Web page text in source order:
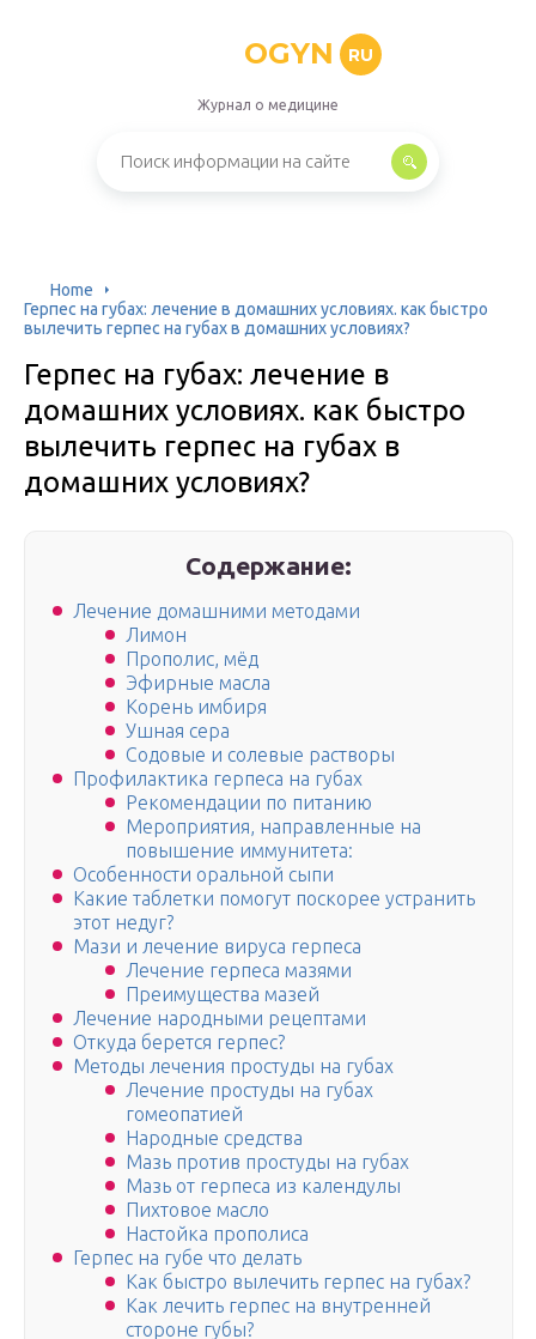
OGYN RU
Журнал о медицине
Home
Герпес на губах: лечение в домашних условиях. как быстро
вылечить герпес на губах в домашних условиях?
Герпес на губах: лечение в
домашних условиях. как быстро
вылечить герпес на губах в
домашних условиях?
Содержание:
Лечение домашними методами
Лимон
Прополис, мёд
Эфирные масла
Корень имбиря
Ушная сера
Содовые и солевые растворы
Профилактика герпеса на губах
Рекомендации по питанию
Мероприятия, направленные на
повышение иммунитета:
Особенности оральной сыпи
Какие таблетки помогут поскорее устранить
этот недуг?
Мази и лечение вируса герпеса
Лечение герпеса мазями
Преимущества мазей
Лечение народными рецептами
Откуда берется герпес?
Методы лечения простуды на губах
Лечение простуды на губах
гомеопатией
Народные средства
Мазь против простуды на губах
Мазь от герпеса из календулы
Пихтовое масло
Настойка прополиса
Герпес на губе что делать
Как быстро вылечить герпес на губах?
Как лечить герпес на внутренней
стороне губы?